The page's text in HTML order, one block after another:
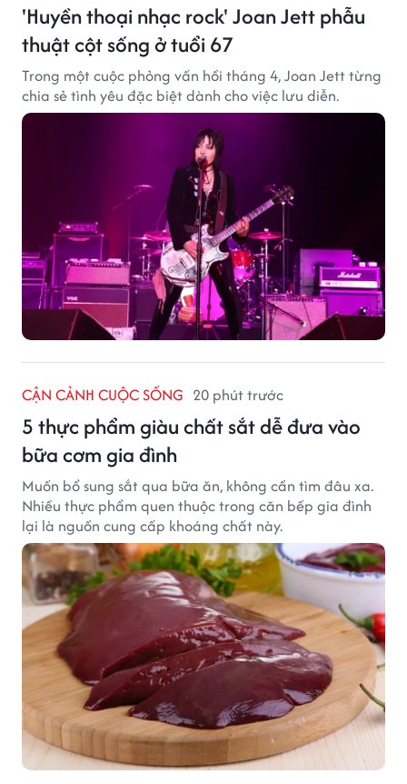
'Huyền thoại nhạc rock' Joan Jett phẫu
thuật cột sống ở tuổi 67
Trong một cuộc phỏng vấn hồi tháng 4, Joan Jett từng
chia sẻ tình yêu đặc biệt dành cho việc lưu diễn.
CẬN CẢNH CUỘC SỐNG 20 phút trước
5 thực phẩm giàu chất sắt dễ đưa vào
bữa cơm gia đình
Muốn bổ sung sắt qua bữa ăn, không cần tìm đâu xa.
Nhiều thực phẩm quen thuộc trong căn bếp gia đình
lại là nguồn cung cấp khoáng chất này.